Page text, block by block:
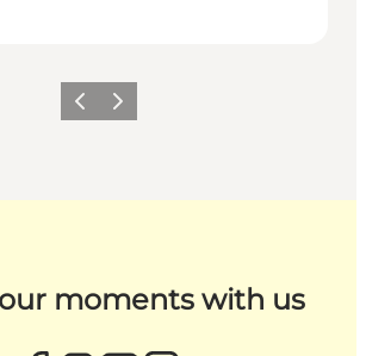
ZurückWeiter
moments with us